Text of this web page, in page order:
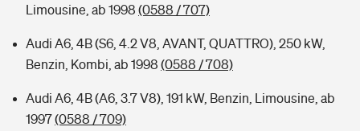
Limousine, ab 1998 (0588 / 707)
Audi A6, 4B (S6, 4.2 V8, AVANT, QUATTRO), 250 kW,
Benzin, Kombi, ab 1998 (0588 / 708)
Audi A6, 4B (A6, 3.7 V8), 191 kW, Benzin, Limousine, ab
1997(0588 / 709)